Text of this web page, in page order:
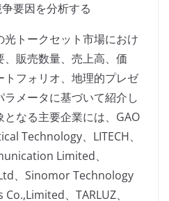
要因を分析する
トークセット市場におけ
販売数量、売上高、価
フォリオ、地理的プレゼ
メータに基づいて紹介し
なる主要企業には、GAO
Technology、LITECH、
Limited、
、Sinomor Technology
、TARLUZ、